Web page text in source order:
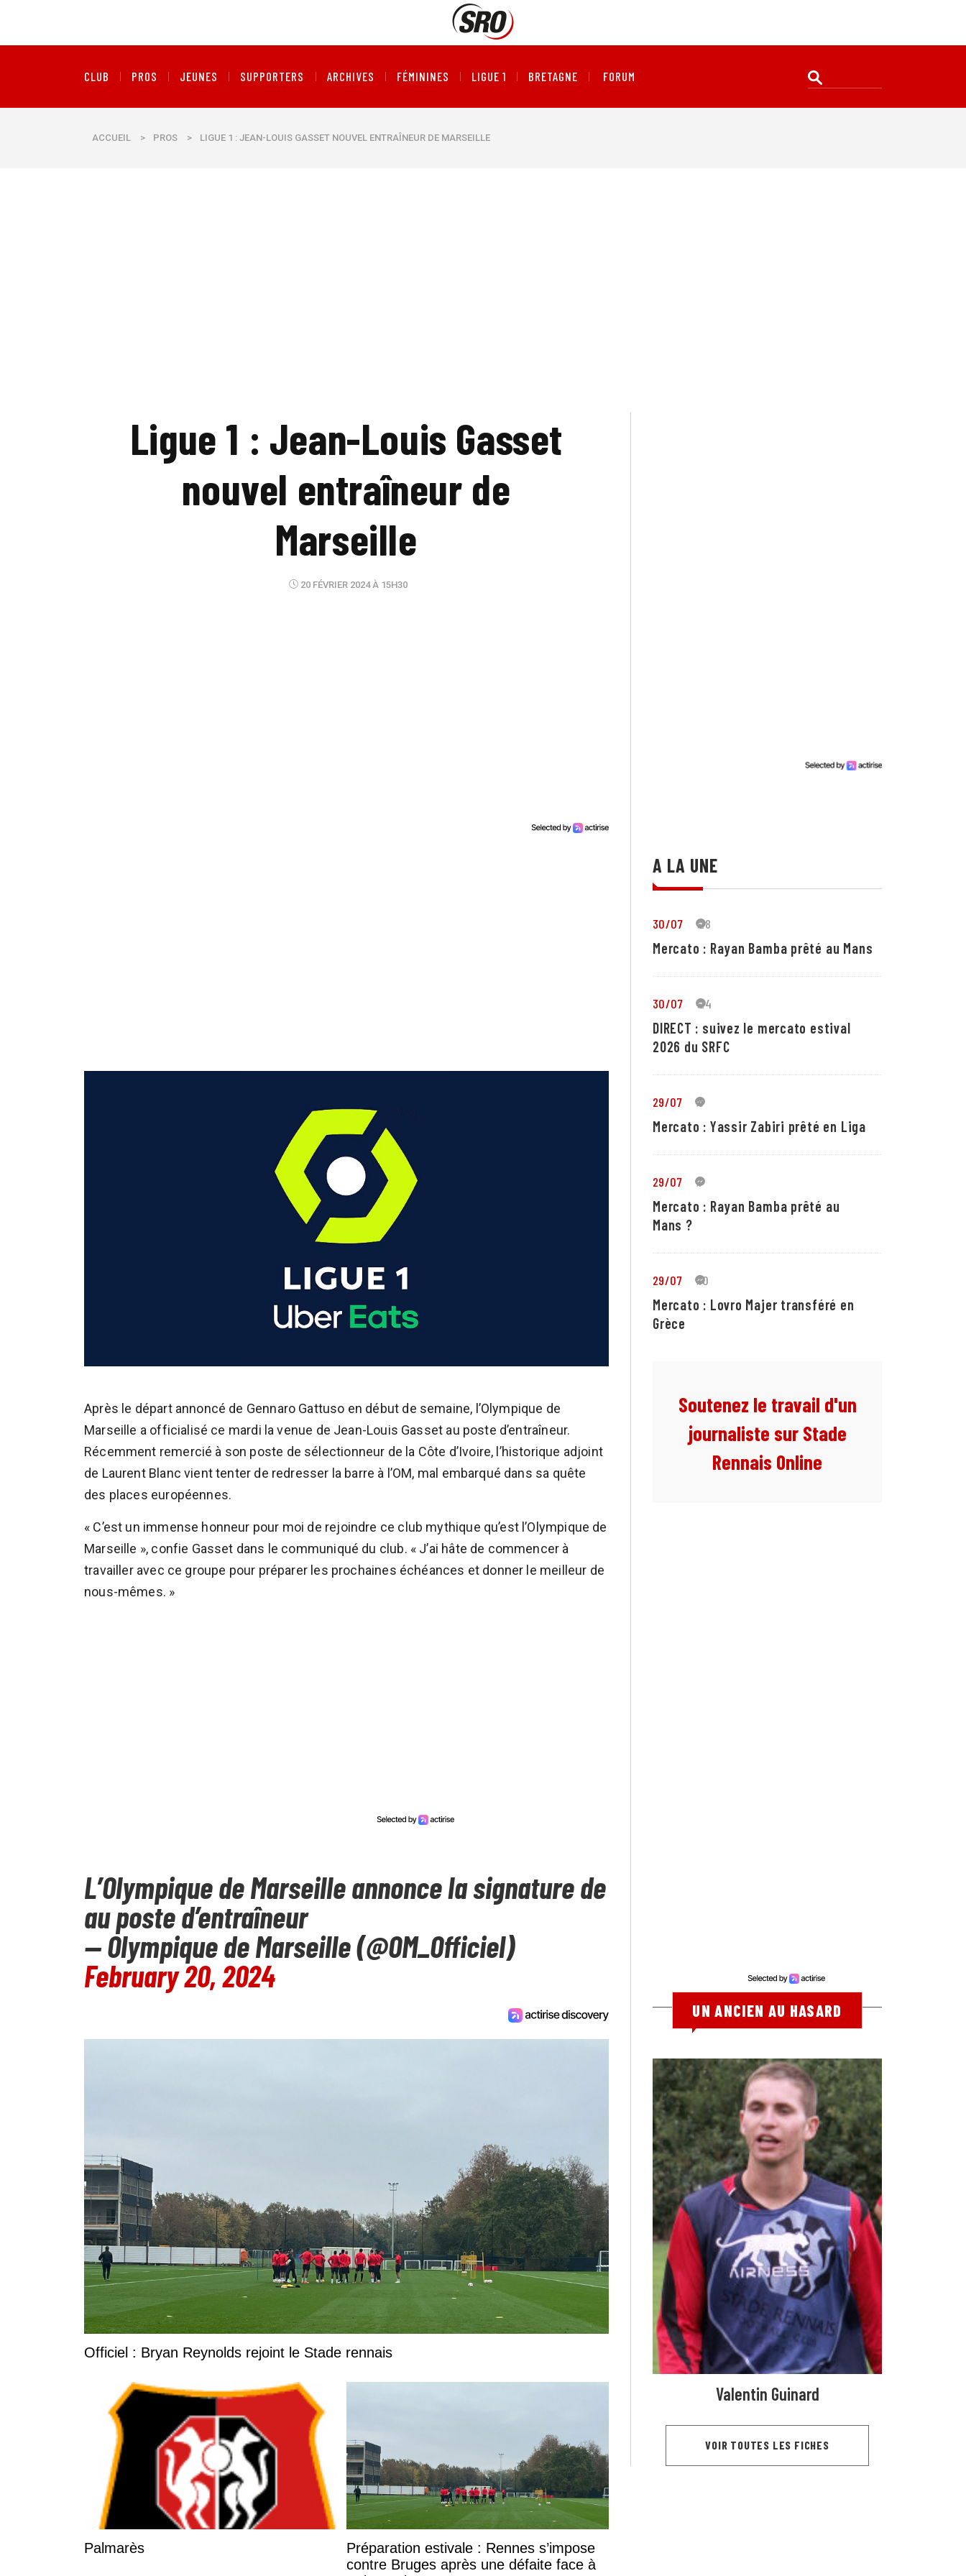
CLUB PROS JEUNES SUPPORTERS ARCHIVES FÉMININES LIGUE 1 BRETAGNE FORUM
ACCUEIL > PROS > LIGUE 1 : JEAN-LOUIS GASSET NOUVEL ENTRAÎNEUR DE MARSEILLE
Ligue 1 : Jean-Louis Gasset
nouvel entraîneur de
Marseille
20 FÉVRIER 2024 À 15H30
Après le départ annoncé de Gennaro Gattuso en début de semaine, l’Olympique de
Marseille a officialisé ce mardi la venue de Jean-Louis Gasset au poste d’entraîneur.
Récemment remercié à son poste de sélectionneur de la Côte d’Ivoire, l’historique adjoint
de Laurent Blanc vient tenter de redresser la barre à l’OM, mal embarqué dans sa quête
des places européennes.
« C’est un immense honneur pour moi de rejoindre ce club mythique qu’est l’Olympique de
Marseille », confie Gasset dans le communiqué du club. « J’ai hâte de commencer à
travailler avec ce groupe pour préparer les prochaines échéances et donner le meilleur de
nous-mêmes. »
L’Olympique de Marseille annonce la signature de
au poste d’entraîneur
— Olympique de Marseille (@OM_Officiel)
February 20, 2024
Officiel : Bryan Reynolds rejoint le Stade rennais
Palmarès
Préparation estivale : Rennes s’impose
contre Bruges après une défaite face à
A LA UNE
30/07 28
Mercato : Rayan Bamba prêté au Mans
30/07 24
DIRECT : suivez le mercato estival
2026 du SRFC
29/07 5
Mercato : Yassir Zabiri prêté en Liga
29/07 1
Mercato : Rayan Bamba prêté au
Mans ?
29/07 10
Mercato : Lovro Majer transféré en
Grèce
Soutenez le travail d'un
journaliste sur Stade
Rennais Online
UN ANCIEN AU HASARD
Valentin Guinard
VOIR TOUTES LES FICHES